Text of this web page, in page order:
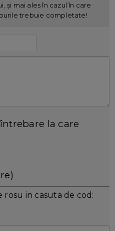
și mai ales în cazul în care
trebuie completate!
la care
in casuta de cod: